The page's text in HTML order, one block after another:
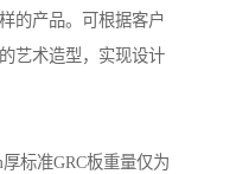
的产品。可根据客户
艺术造型，实现设计
标准GRC板重量仅为